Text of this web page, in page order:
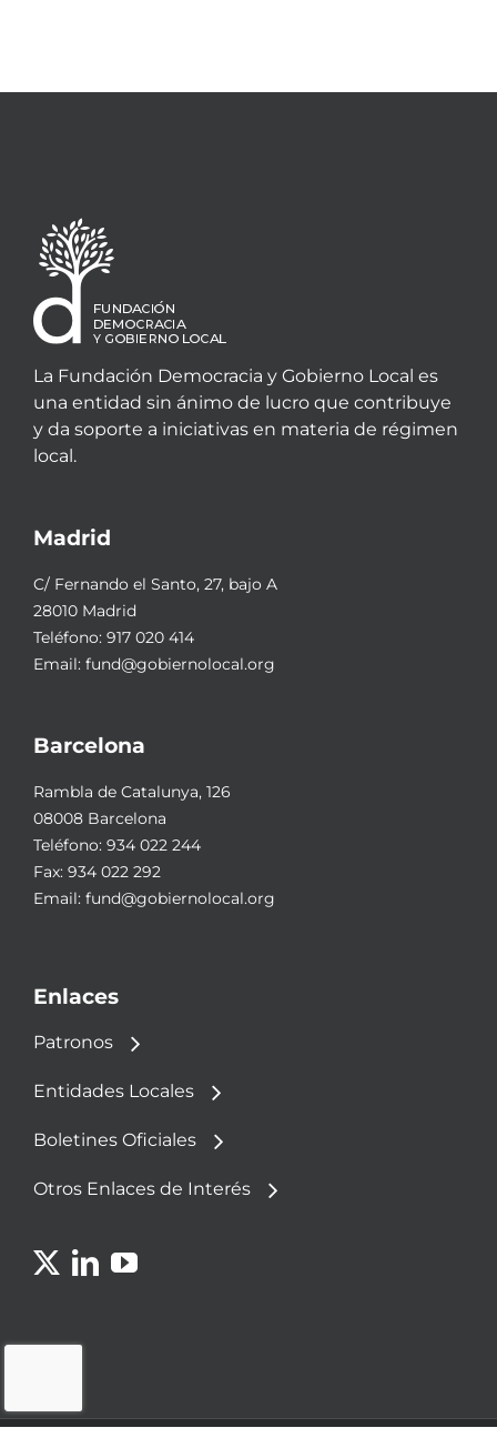
La Fundación Democracia y Gobierno Local es
una entidad sin ánimo de lucro que contribuye
y da soporte a iniciativas en materia de régimen
local.
Madrid
C/ Fernando el Santo, 27, bajo A
28010 Madrid
Teléfono: 917 020 414
Email: fund@gobiernolocal.org
Barcelona
Rambla de Catalunya, 126
08008 Barcelona
Teléfono: 934 022 244
Fax: 934 022 292
Email: fund@gobiernolocal.org
Enlaces
Patronos
Entidades Locales
Boletines Oficiales
Otros Enlaces de Interés